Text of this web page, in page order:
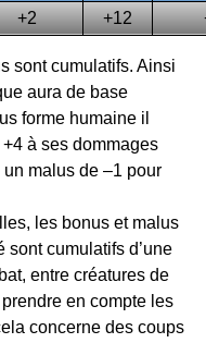
+2 +12
sont cumulatifs. Ainsi
aura de base
forme humaine il
à ses dommages
malus de –1 pour
les bonus et malus
cumulatifs d’une
entre créatures de
en compte les
concerne des coups